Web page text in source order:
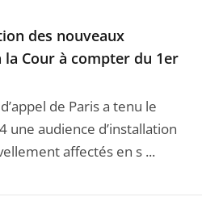
des nouveaux
Cour à compter du 1er
de Paris a tenu le
une audience d’installation
affectés en s ...